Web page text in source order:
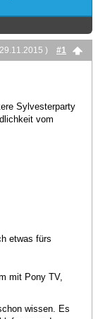
) #1
Sylvesterparty
vom
etwas fürs
mit Pony TV,
wissen. Es